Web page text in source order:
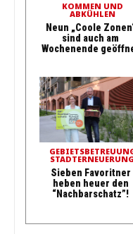
KOMMEN UND
ABKÜHLEN
Neun „Coole
sind auch am
Wochenende
STADTERNEUERUNG
Sieben Favoritner
heben heuer den
“Nachbarschatz”!